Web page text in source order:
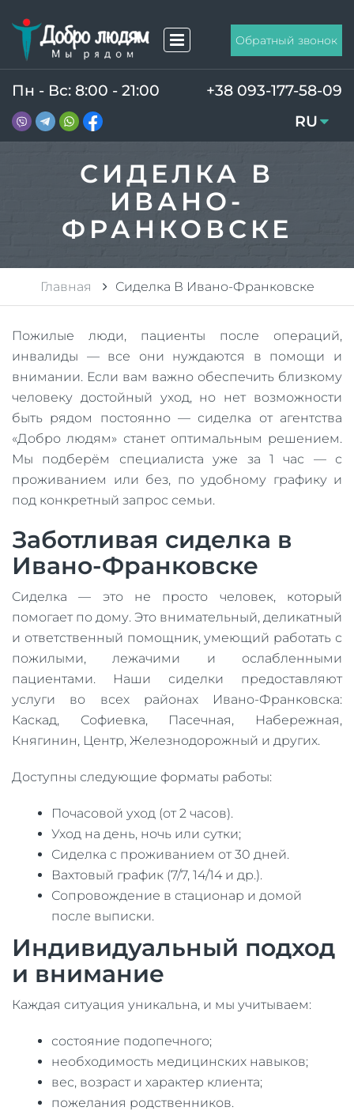
Обратный звонок
Пн - Вс: 8:00 - 21:00
+38 093-177-58-09
RU
UA
СИДЕЛКА В
ИВАНО-
ФРАНКОВСКЕ
Главная Сиделка В Ивано-Франковске
Пожилые люди, пациенты после операций,
инвалиды — все они нуждаются в помощи и
внимании. Если вам важно обеспечить близкому
человеку достойный уход, но нет возможности
быть рядом постоянно — сиделка от агентства
«Добро людям» станет оптимальным решением.
Мы подберём специалиста уже за 1 час — с
проживанием или без, по удобному графику и
под конкретный запрос семьи.
Заботливая сиделка в
Ивано-Франковске
Сиделка — это не просто человек, который
помогает по дому. Это внимательный, деликатный
и ответственный помощник, умеющий работать с
пожилыми, лежачими и ослабленными
пациентами. Наши сиделки предоставляют
услуги во всех районах Ивано-Франковска:
Каскад, Софиевка, Пасечная, Набережная,
Княгинин, Центр, Железнодорожный и других.
Доступны следующие форматы работы:
Почасовой уход (от 2 часов).
Уход на день, ночь или сутки;
Сиделка с проживанием от 30 дней.
Вахтовый график (7/7, 14/14 и др.).
Сопровождение в стационар и домой
после выписки.
Индивидуальный подход
и внимание
Каждая ситуация уникальна, и мы учитываем:
состояние подопечного;
необходимость медицинских навыков;
вес, возраст и характер клиента;
пожелания родственников.